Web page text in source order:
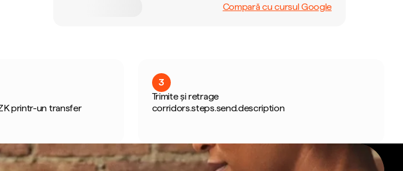
Compară cu cursul Google
printr-un transfer
3
Trimite și retrage
corridors.steps.send.description